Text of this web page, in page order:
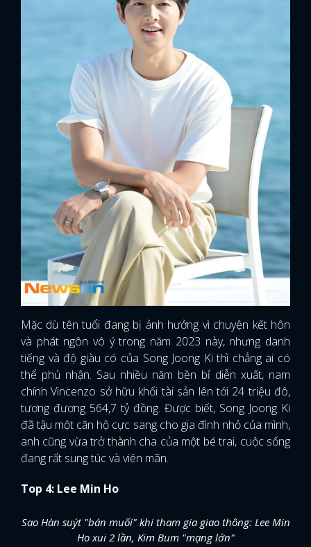
Mặc dù tên tuổi đang bị ảnh hưởng vì chuyện kết hôn
và phát ngôn vô ý trong năm 2023 này, nhưng danh
tiếng và độ giàu có của Song Joong Ki thì chẳng ai có
thể phủ nhận. Sau nhiều năm bền bỉ diễn xuất, nam
chính Vincenzo sở hữu khối tài sản lên tới 24 triệu đô,
tương đương 564,7 tỷ đồng. Được biết, Song Joong Ki
đã tậu một căn hộ cực sang cho gia đình nhỏ của mình,
anh cũng vừa trở thành cha của một bé trai, cuộc sống
đang rất sung túc và viên mãn.
Top 4: Lee Min Ho
Sao Hàn suýt "bán muối" khi tham gia giao thông: Lee Min
Ho xui 2 lần, Kim Bum "mạng lớn"